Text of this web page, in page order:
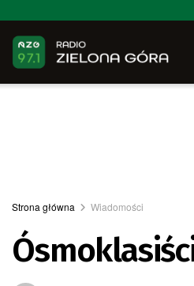
Strona główna Wiadomości